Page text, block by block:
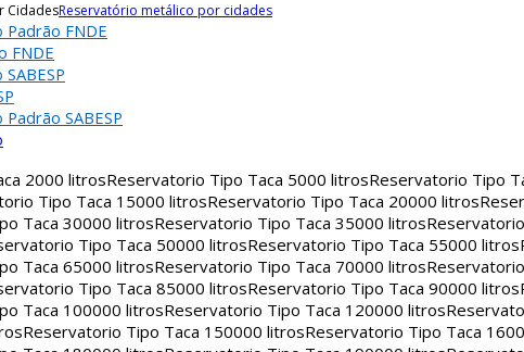
CidadesReservatório metálico por cidades
FNDE
FNDE
SABESP
2000 litrosReservatorio Tipo Taca 5000 litrosReservatorio Tipo
Tipo Taca 15000 litrosReservatorio Tipo Taca 20000 litros
Taca 30000 litrosReservatorio Tipo Taca 35000 litros
Tipo Taca 50000 litrosReservatorio Tipo Taca 55000 litros
Taca 65000 litrosReservatorio Tipo Taca 70000 litros
Tipo Taca 85000 litrosReservatorio Tipo Taca 90000 litros
Taca 100000 litrosReservatorio Tipo Taca 120000 litros
Reservatorio Tipo Taca 150000 litrosReservatorio Tipo Taca